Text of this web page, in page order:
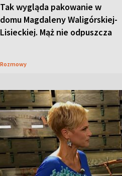
Tak wygląda pakowanie w
domu Magdaleny Waligórskiej-
Lisieckiej. Mąż nie odpuszcza
Rozmowy